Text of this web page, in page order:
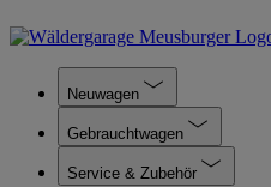
Neuwagen
Gebrauchtwagen
Service & Zubehör